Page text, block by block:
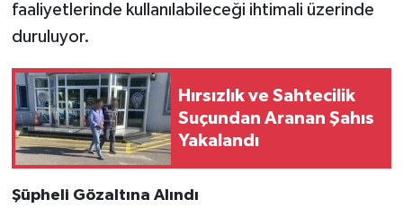
faaliyetlerinde kullanılabileceği ihtimali üzerinde
duruluyor.
Hırsızlık ve Sahtecilik
Suçundan Aranan Şahıs
Yakalandı
Şüpheli Gözaltına Alındı